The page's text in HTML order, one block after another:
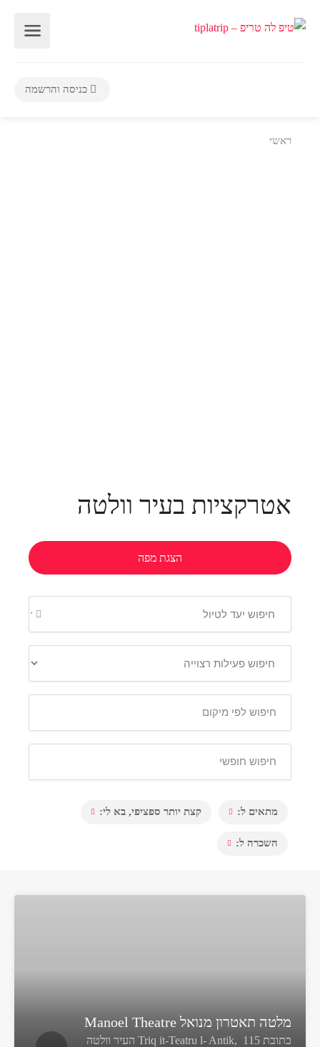
כניסה והרשמה
ראשי
אטרקציות בעיר וולטה
הצגת מפה
מתאים ל: קצת יותר ספציפי, בא לי:
השכרה ל:
מלטה תאטרון מנואל Manoel Theatre
כתובת 115 ,Triq it-Teatru l- Antik העיר וולטה